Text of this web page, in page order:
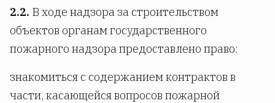
2.2. В ходе надзора за строительством
объектов органам государственного
пожарного надзора предоставлено право:
знакомиться с содержанием контрактов в
части, касающейся вопросов пожарной